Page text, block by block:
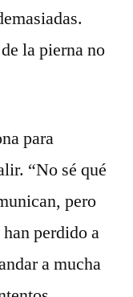
la pierna no
para
“No sé qué
pero
perdido a
a mucha